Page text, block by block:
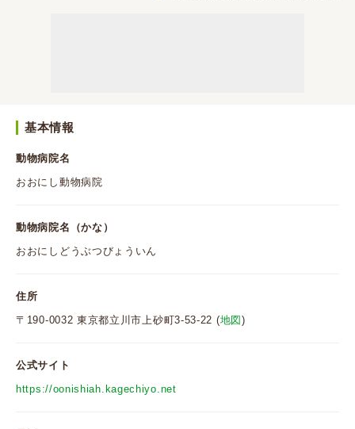
基本情報
動物病院名
おおにし動物病院
動物病院名（かな）
おおにしどうぶつびょういん
住所
〒190-0032 東京都立川市上砂町3-53-22 (地図)
公式サイト
https://oonishiah.kagechiyo.net